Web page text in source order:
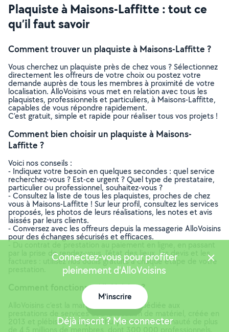
Plaquiste à Maisons-Laffitte : tout ce
qu’il faut savoir
Comment trouver un plaquiste à Maisons-Laffitte ?
Vous cherchez un plaquiste près de chez vous ? Sélectionnez
directement les offreurs de votre choix ou postez votre
demande auprès de tous les membres à proximité de votre
localisation. AlloVoisins vous met en relation avec tous les
plaquistes, professionnels et particuliers, à Maisons-Laffitte,
capables de vous répondre rapidement.
C’est gratuit, simple et rapide pour réaliser tous vos projets !
Comment bien choisir un plaquiste à Maisons-
Laffitte ?
Voici nos conseils :
- Indiquez votre besoin en quelques secondes : quel service
recherchez-vous ? Est-ce urgent ? Quel type de prestataire,
particulier ou professionnel, souhaitez-vous ?
- Consultez la liste de tous les plaquistes, proches de chez
vous à Maisons-Laffitte ! Sur leur profil, consultez les services
proposés, les photos de leurs réalisations, les notes et avis
laissés par leurs clients.
- Conversez avec les offreurs depuis la messagerie AlloVoisins
pour des échanges sécurisés et efficaces.
par la prise de rendez-vous, l’état des lieux, les devis et les
factures : utilisez nos outils gratuits à chaque étape de votre
Comment fonctionne AlloVoisins ?
AlloVoisins c’est la marketplace leader dédiée aux
2013 et plébiscitée aujourd’hui par une communauté de plus
de 4,5 millions de membres, dont 300 000 professionnels.
Connectez-vous pour profiter
pleinement d'AlloVoisins
M'inscrire
Déjà inscrit ? Me connecter